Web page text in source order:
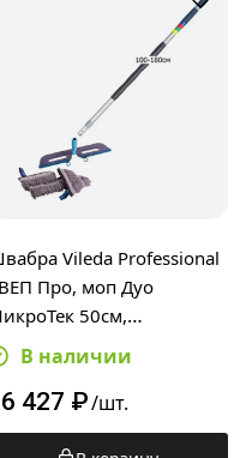
Vileda Professional
Про, моп Дуо
50см,
ручка
180см
В наличии
427 ₽/шт.